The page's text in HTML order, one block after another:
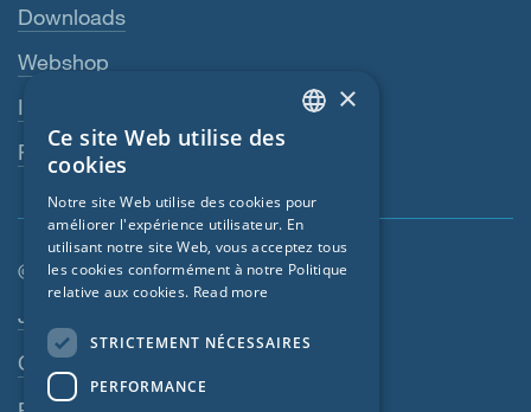
Downloads
Webshop
Interlocuteur
Revendeurs
© SIGA 2026
Jobs
Contact
ENGLISH
FRENCH
CZECH
LATVIAN
×
Ce site Web utilise des
cookies
Notre site Web utilise des cookies pour
améliorer l'expérience utilisateur. En
utilisant notre site Web, vous acceptez tous
les cookies conformément à notre Politique
relative aux cookies. Read more
STRICTEMENT NÉCESSAIRES
PERFORMANCE